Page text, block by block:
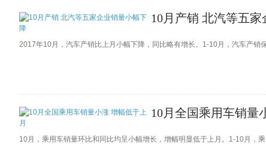
10月产销 北汽等五
2017年10月，汽车产销比上月小幅下降，同比略有增长。1-10月，汽车产销
10月全国乘用车销量
10月，乘用车销量环比和同比均呈小幅增长，增幅明显低于上月。1-10月，